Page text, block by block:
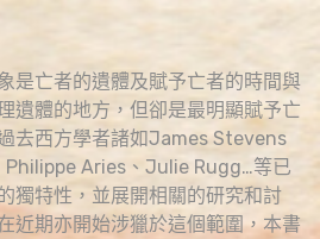
是亡者的遺體及賦予亡者的時間與
遺體的地方，但卻是最明顯賦予亡
去西方學者諸如James Stevens
Philippe Aries、Julie Rugg…等已
獨特性，並展開相關的研究和討
近期亦開始涉獵於這個範圍，本書